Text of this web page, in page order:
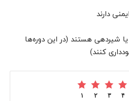
دارند
یا شیردهی هستند (در این دوره‌ها
کنند)
۴ ۳ ۲ ۱